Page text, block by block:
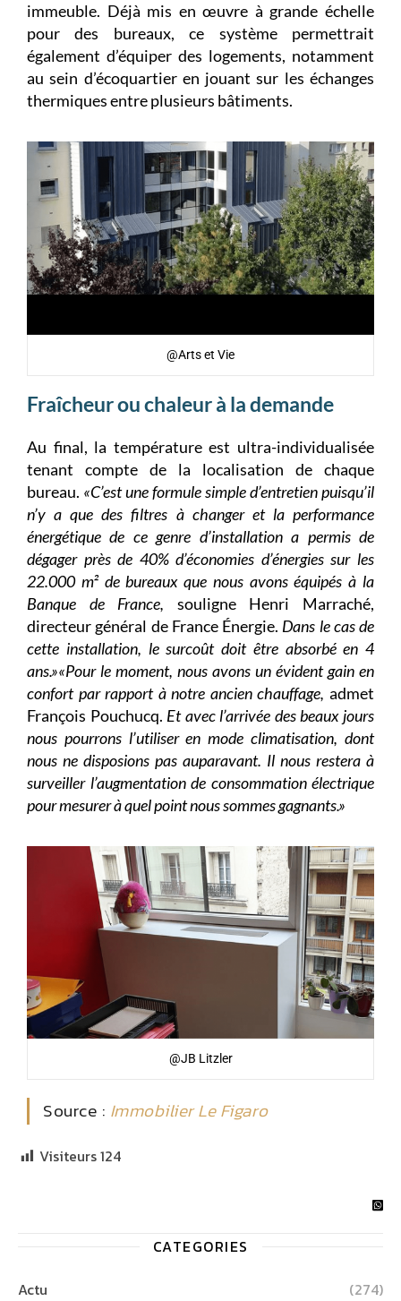
immeuble. Déjà mis en œuvre à grande échelle
pour des bureaux, ce système permettrait
également d’équiper des logements, notamment
au sein d’écoquartier en jouant sur les échanges
thermiques entre plusieurs bâtiments.
@Arts et Vie
Fraîcheur ou chaleur à la demande
Au final, la température est ultra-individualisée
tenant compte de la localisation de chaque
bureau. «C’est une formule simple d’entretien puisqu’il
n’y a que des filtres à changer et la performance
énergétique de ce genre d’installation a permis de
dégager près de 40% d’économies d’énergies sur les
22.000 m² de bureaux que nous avons équipés à la
Banque de France, souligne Henri Marraché,
directeur général de France Énergie. Dans le cas de
cette installation, le surcoût doit être absorbé en 4
ans.»«Pour le moment, nous avons un évident gain en
confort par rapport à notre ancien chauffage, admet
François Pouchucq. Et avec l’arrivée des beaux jours
nous pourrons l’utiliser en mode climatisation, dont
nous ne disposions pas auparavant. Il nous restera à
surveiller l’augmentation de consommation électrique
pour mesurer à quel point nous sommes gagnants.»
@JB Litzler
Source : Immobilier Le Figaro
Visiteurs124
CATEGORIES
Actu
(274)